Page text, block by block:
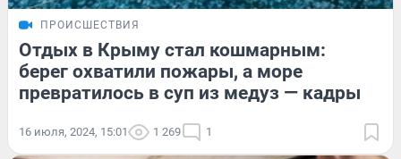
ПРОИСШЕСТВИЯ
Отдых в Крыму стал кошмарным:
берег охватили пожары, а море
превратилось в суп из медуз — кадры
16 июля, 2024, 15:01 1 269 1